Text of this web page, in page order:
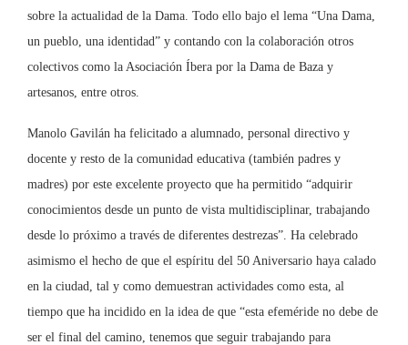
sobre la actualidad de la Dama. Todo ello bajo el lema “Una Dama,
un pueblo, una identidad” y contando con la colaboración otros
colectivos como la Asociación Íbera por la Dama de Baza y
artesanos, entre otros.
Manolo Gavilán ha felicitado a alumnado, personal directivo y
docente y resto de la comunidad educativa (también padres y
madres) por este excelente proyecto que ha permitido “adquirir
conocimientos desde un punto de vista multidisciplinar, trabajando
desde lo próximo a través de diferentes destrezas”. Ha celebrado
asimismo el hecho de que el espíritu del 50 Aniversario haya calado
en la ciudad, tal y como demuestran actividades como esta, al
tiempo que ha incidido en la idea de que “esta efeméride no debe de
ser el final del camino, tenemos que seguir trabajando para